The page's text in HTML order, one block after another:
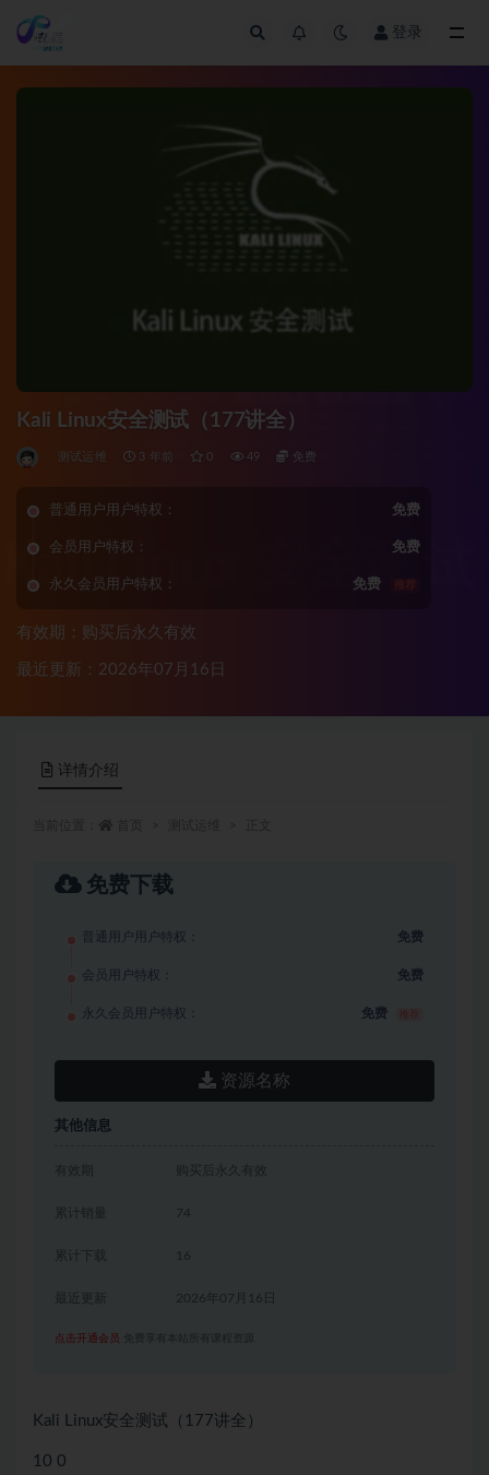
登录
Kali Linux安全测试（177讲全）
测试运维 3 年前 0 49 免费
普通用户用户特权： 免费
会员用户特权： 免费
永久会员用户特权： 免费 推荐
有效期：购买后永久有效
最近更新：2026年07月16日
详情介绍
免费下载
普通用户用户特权： 免费
会员用户特权： 免费
永久会员用户特权： 免费
资源名称
其他信息
有效期 购买后永久有效
累计销量 74
累计下载 16
2026年07月16日
点击开通会员 免费享有本站所有课程资源
Kali Linux安全测试（177讲全）
10 0